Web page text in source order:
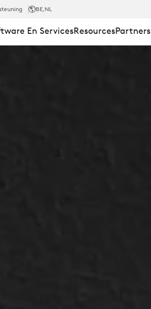
BE,NL
En ServicesResourcesPartners